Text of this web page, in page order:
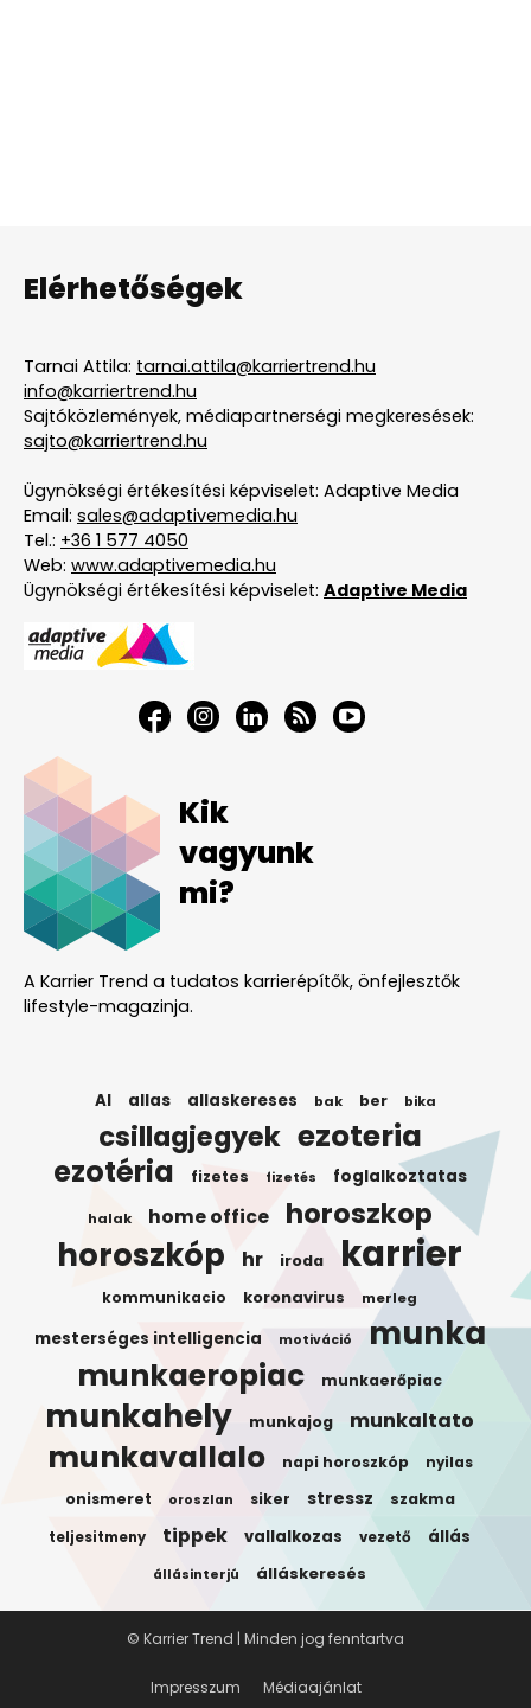
Elérhetőségek
Tarnai Attila: tarnai.attila@karriertrend.hu
info@karriertrend.hu
Sajtóközlemények, médiapartnerségi megkeresések:
sajto@karriertrend.hu
Ügynökségi értékesítési képviselet: Adaptive Media
Email: sales@adaptivemedia.hu
Tel.: +36 1 577 4050
Web: www.adaptivemedia.hu
Ügynökségi értékesítési képviselet: Adaptive Media
Kik
vagyunk
mi?
A Karrier Trend a tudatos karrierépítők, önfejlesztők
lifestyle-magazinja.
AI allas allaskereses bak ber bika
csillagjegyek ezoteria
ezotéria fizetes fizetés foglalkoztatas
halak home office horoszkop
horoszkóp hr iroda karrier
kommunikacio koronavirus merleg
mesterséges intelligencia motiváció munka
munkaeropiac munkaerőpiac
munkahely munkajog munkaltato
munkavallalo napi horoszkóp nyilas
onismeret oroszlan siker stressz szakma
teljesitmeny tippek vallalkozas vezető állás
állásinterjú álláskeresés
Impresszum Médiaajánlat
© Karrier Trend | Minden jog fenntartva